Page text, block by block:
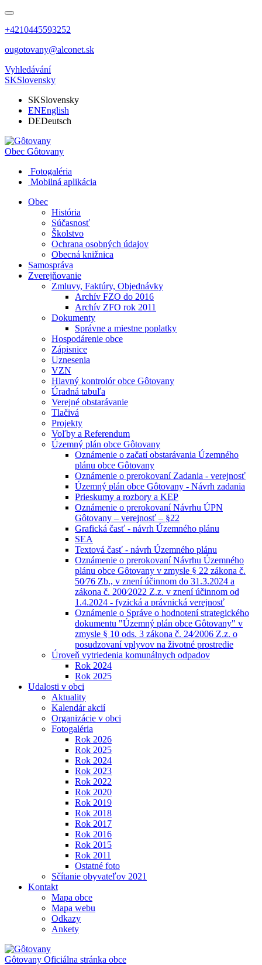
+4210445593252
ougotovany@alconet.sk
Vyhledávání
SKSlovensky
SKSlovensky
ENEnglish
DEDeutsch
Obec Gôtovany
Fotogaléria
Mobilná aplikácia
Obec
História
Súčasnosť
Školstvo
Ochrana osobných údajov
Obecná knižnica
Samospráva
Zverejňovanie
Zmluvy, Faktúry, Objednávky
Archív FZO do 2016
Archív ZFO rok 2011
Dokumenty
Správne a miestne poplatky
Hospodárenie obce
Zápisnice
Uznesenia
VZN
Hlavný kontrolór obce Gôtovany
Úradná tabuľa
Verejné obstarávanie
Tlačivá
Projekty
Voľby a Referendum
Územný plán obce Gôtovany
Oznámenie o začatí obstarávania Územného
plánu obce Gôtovany
Oznámenie o prerokovaní Zadania - verejnosť
Územný plán obce Gôtovany - Návrh zadania
Prieskumy a rozbory a KEP
Oznámenie o prerokovaní Návrhu ÚPN
Gôtovany – verejnosť – §22
Grafická časť - návrh Územného plánu
SEA
Textová časť - návrh Územného plánu
Oznámenie o prerokovaní Návrhu Územného
plánu obce Gôtovany v zmysle § 22 zákona č.
50⁄76 Zb., v znení účinnom do 31.3.2024 a
zákona č. 200⁄2022 Z.z. v znení účinnom od
1.4.2024 - fyzická a právnická verejnosť
Oznámenie o Správe o hodnotení strategického
dokumentu "Územný plán obce Gôtovany" v
zmysle § 10 ods. 3 zákona č. 24⁄2006 Z.z. o
posudzovaní vplyvov na životné prostredie
Úroveň vytriedenia komunálnych odpadov
Rok 2024
Rok 2025
Udalosti v obci
Aktuality
Kalendár akcií
Organizácie v obci
Fotogaléria
Rok 2026
Rok 2025
Rok 2024
Rok 2023
Rok 2022
Rok 2020
Rok 2019
Rok 2018
Rok 2017
Rok 2016
Rok 2015
Rok 2011
Ostatné foto
Sčítanie obyvateľov 2021
Kontakt
Mapa obce
Mapa webu
Odkazy
Ankety
Gôtovany Oficiálna stránka obce